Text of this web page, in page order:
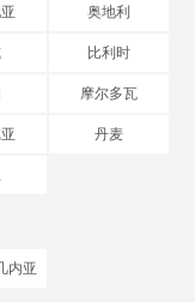
奥地利
比利时
摩尔多瓦
丹麦
内亚